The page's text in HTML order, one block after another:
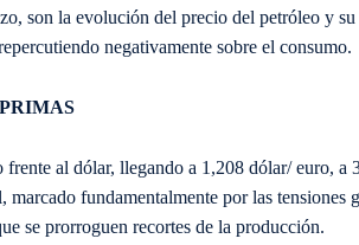
son la evolución del precio del petróleo y su
negativamente sobre el consumo.
al dólar, llegando a 1,208 dólar/ euro, a
fundamentalmente por las tensiones
se prorroguen recortes de la producción.